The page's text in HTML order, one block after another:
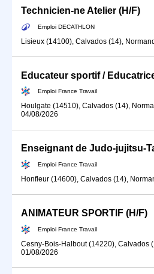
Technicien-ne Atelier (H/F)
Emploi DECATHLON
Lisieux (14100), Calvados (14),
Emploi France Travail
Houlgate (14510), Calvados (14),
04/08/2026
Enseignant de Judo-jujitsu-
Emploi France Travail
Honfleur (14600), Calvados (14),
ANIMATEUR SPORTIF (H/F)
Emploi France Travail
Cesny-Bois-Halbout (14220), Calvados
01/08/2026